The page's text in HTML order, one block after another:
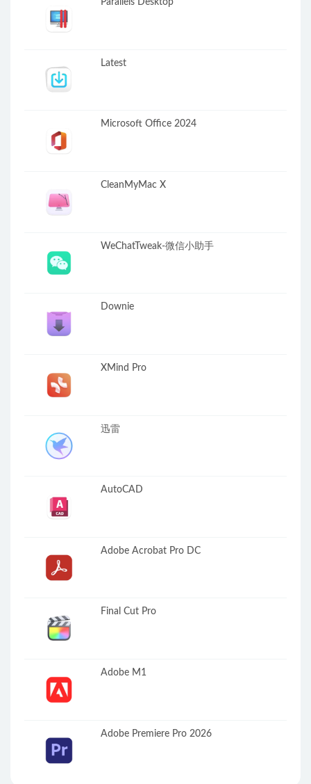
Parallels Desktop
Latest
Microsoft Office 2024
CleanMyMac X
WeChatTweak-微信小助手
Downie
XMind Pro
迅雷
AutoCAD
Adobe Acrobat Pro DC
Final Cut Pro
Adobe M1
Adobe Premiere Pro 2026